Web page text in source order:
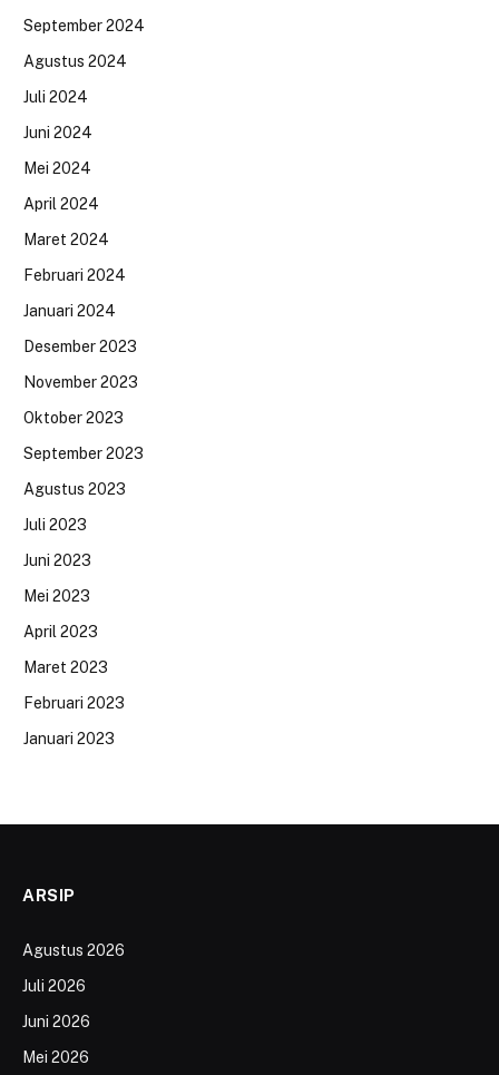
September 2024
Agustus 2024
Juli 2024
Juni 2024
Mei 2024
April 2024
Maret 2024
Februari 2024
Januari 2024
Desember 2023
November 2023
Oktober 2023
September 2023
Agustus 2023
Juli 2023
Juni 2023
Mei 2023
April 2023
Maret 2023
Februari 2023
Januari 2023
ARSIP
Agustus 2026
Juli 2026
Juni 2026
Mei 2026